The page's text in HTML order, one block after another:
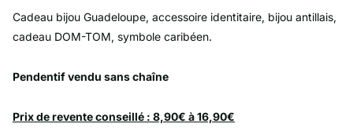
Cadeau bijou Guadeloupe, accessoire identitaire, bijou antillais,
cadeau DOM-TOM, symbole caribéen.
Pendentif vendu sans chaîne
Prix de revente conseillé : 8,90€ à 16,90€